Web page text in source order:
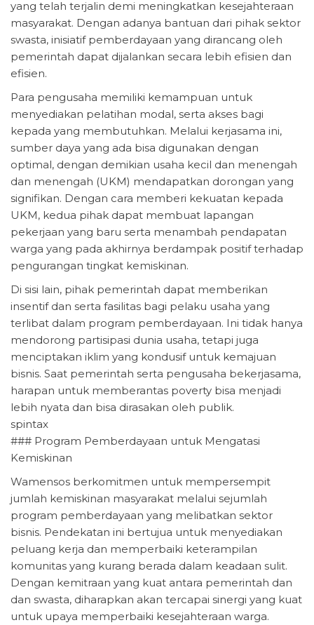
yang telah terjalin demi meningkatkan kesejahteraan
masyarakat. Dengan adanya bantuan dari pihak sektor
swasta, inisiatif pemberdayaan yang dirancang oleh
pemerintah dapat dijalankan secara lebih efisien dan
efisien.
Para pengusaha memiliki kemampuan untuk
menyediakan pelatihan modal, serta akses bagi
kepada yang membutuhkan. Melalui kerjasama ini,
sumber daya yang ada bisa digunakan dengan
optimal, dengan demikian usaha kecil dan menengah
dan menengah (UKM) mendapatkan dorongan yang
signifikan. Dengan cara memberi kekuatan kepada
UKM, kedua pihak dapat membuat lapangan
pekerjaan yang baru serta menambah pendapatan
warga yang pada akhirnya berdampak positif terhadap
pengurangan tingkat kemiskinan.
Di sisi lain, pihak pemerintah dapat memberikan
insentif dan serta fasilitas bagi pelaku usaha yang
terlibat dalam program pemberdayaan. Ini tidak hanya
mendorong partisipasi dunia usaha, tetapi juga
menciptakan iklim yang kondusif untuk kemajuan
bisnis. Saat pemerintah serta pengusaha bekerjasama,
harapan untuk memberantas poverty bisa menjadi
lebih nyata dan bisa dirasakan oleh publik.
spintax
### Program Pemberdayaan untuk Mengatasi
Kemiskinan
Wamensos berkomitmen untuk mempersempit
jumlah kemiskinan masyarakat melalui sejumlah
program pemberdayaan yang melibatkan sektor
bisnis. Pendekatan ini bertujua untuk menyediakan
peluang kerja dan memperbaiki keterampilan
komunitas yang kurang berada dalam keadaan sulit.
Dengan kemitraan yang kuat antara pemerintah dan
dan swasta, diharapkan akan tercapai sinergi yang kuat
untuk upaya memperbaiki kesejahteraan warga.